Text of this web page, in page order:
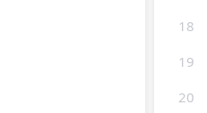
18
19
20